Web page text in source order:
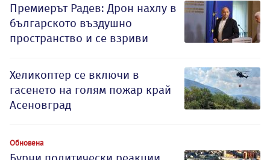
Премиерът Радев: Дрон нахлу в
българското въздушно
пространство и се взриви
Хеликоптер се включи в
гасенето на голям пожар край
Асеновград
Обновена